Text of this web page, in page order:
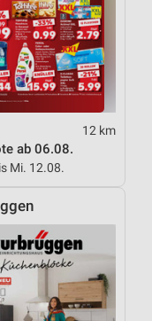
12 km
ab 06.08.
Mi. 12.08.
von